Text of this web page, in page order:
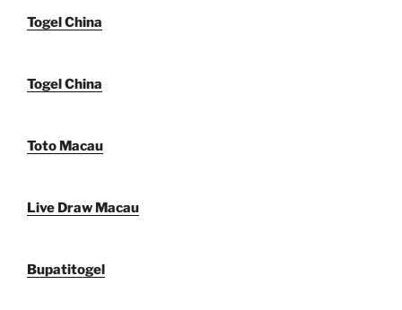
Togel China
Togel China
Toto Macau
Live Draw Macau
Bupatitogel